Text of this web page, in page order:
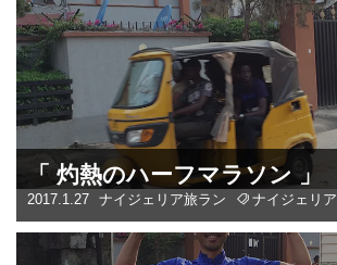
「 灼熱のハーフマラソン 」
2017.1.27 ナイジェリア旅ラン ナイジェリア